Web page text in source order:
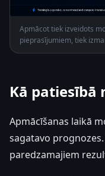
Apmācot tiek izveidots
pieprasījumiem, tiek
Kā patiesībā
Apmācīšanas laikā
sagatavo
paredzamajiem